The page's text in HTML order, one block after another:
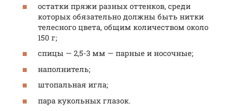
остатки пряжи разных оттенков, среди
которых обязательно должны быть нитки
телесного цвета, общим количеством около
150 г;
спицы — 2,5-3 мм — парные и носочные;
наполнитель;
штопальная игла;
пара кукольных глазок.